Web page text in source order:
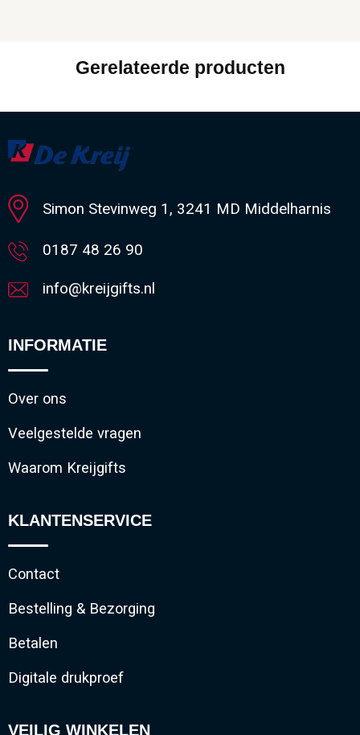
Gerelateerde producten
Simon Stevinweg 1, 3241 MD Middelharnis
0187 48 26 90
info@kreijgifts.nl
INFORMATIE
Over ons
Veelgestelde vragen
Waarom Kreijgifts
KLANTENSERVICE
Contact
Bestelling & Bezorging
Betalen
Digitale drukproef
VEILIG WINKELEN